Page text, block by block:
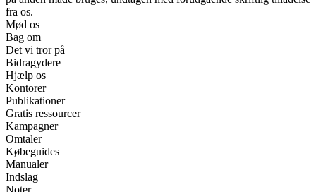
fra os.
Mød os
Bag om
Det vi tror på
Bidragydere
Hjælp os
Kontorer
Publikationer
Gratis ressourcer
Kampagner
Omtaler
Købeguides
Manualer
Indslag